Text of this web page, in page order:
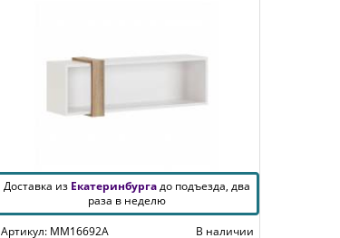
Доставка из Екатеринбургадо подъезда, два
раза в неделю
Артикул: MM16692A
В наличии